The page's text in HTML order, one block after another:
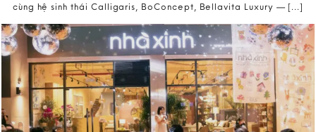
cùng hệ sinh thái Calligaris, BoConcept, Bellavita Luxury — [...]